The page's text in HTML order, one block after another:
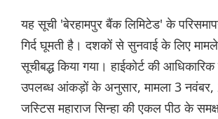
यह सूची 'बेरहामपुर बैंक लिमिटेड' के
गिर्द घूमती है। दशकों से सुनवाई के लिए
सूचीबद्ध किया गया। हाईकोर्ट की
उपलब्ध आंकड़ों के अनुसार, मामला 3 नवंबर,
जस्टिस महाराज सिन्हा की एकल पीठ के